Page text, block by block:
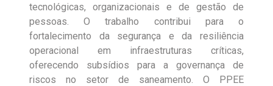
tecnológicas, organizacionais e de gestão de
pessoas. O trabalho contribui para o
fortalecimento da segurança e da resiliência
operacional em infraestruturas críticas,
oferecendo subsídios para a governança de
riscos no setor de saneamento. O PPEE